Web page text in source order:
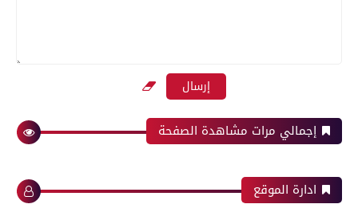
إجمالي مرات مشاهدة الصفحة
ادارة الموقع